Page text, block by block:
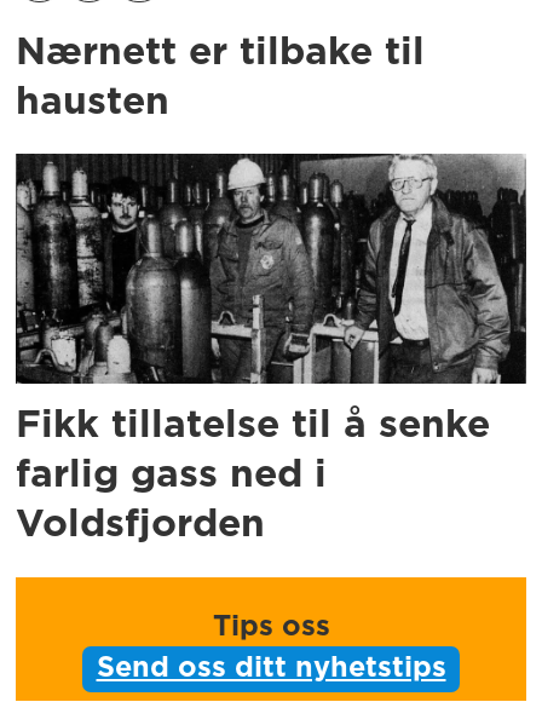
Nærnett er tilbake til
hausten
Fikk tillatelse til å senke
farlig gass ned i
Voldsfjorden
Tips oss
Send oss ditt nyhetstips